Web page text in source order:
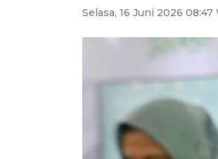
Selasa, 16 Juni 2026 08:47